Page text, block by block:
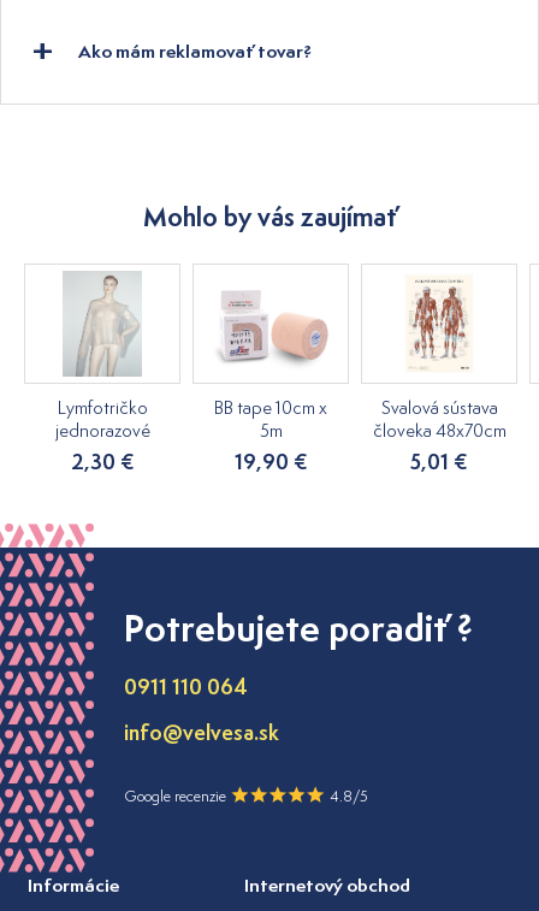
Ako mám reklamovať tovar?
Mohlo by vás zaujímať
Lymfotričko
jednorazové
2,30 €
BB tape 10cm x
5m
19,90 €
Svalová sústava
človeka 48x70cm
5,01 €
Potrebujete poradiť ?
0911 110 064
info@velvesa.sk
Google recenzie 4.8/5
Informácie Internetový obchod